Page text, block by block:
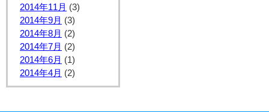
2014年11月 (3)
2014年9月 (3)
2014年8月 (2)
2014年7月 (2)
2014年6月 (1)
2014年4月 (2)